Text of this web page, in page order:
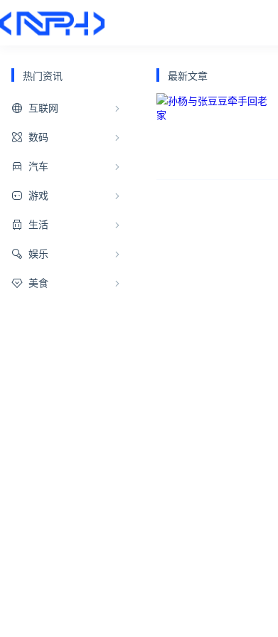
热门资讯
互联网
数码
汽车
游戏
生活
娱乐
美食
最新文章